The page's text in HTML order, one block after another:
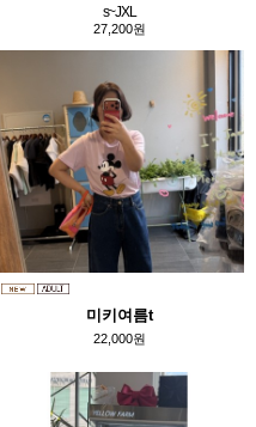
s~JXL
27,200원
미키여름t
22,000원